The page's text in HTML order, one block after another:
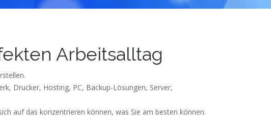
Arbeitsalltag
Drucker, Hosting, PC, Backup-Lösungen, Server,
auf das konzentrieren können, was Sie am besten können.